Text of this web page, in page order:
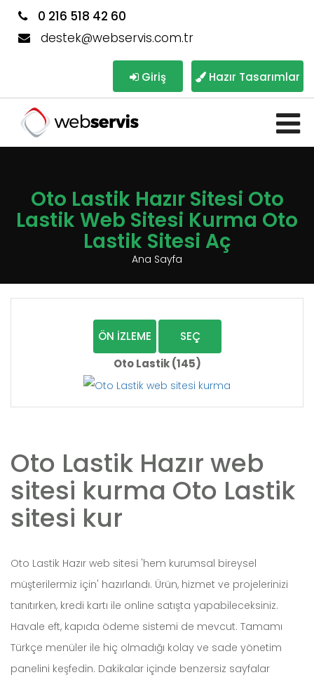
0 216 518 42 60
destek@webservis.com.tr
Hazır Tasarımlar
Giriş
Oto Lastik Hazır Sitesi Oto
Lastik Web Sitesi Kurma Oto
Lastik Sitesi Aç
Ana Sayfa
ÖN İZLEME
SEÇ
Oto Lastik (145)
Oto Lastik Hazır web
sitesi kurma Oto Lastik
sitesi kur
Oto Lastik Hazır web sitesi 'hem kurumsal bireysel
müşterilermiz için' hazırlandı. Ürün, hizmet ve projelerinizi
tanıtırken, kredi kartı ile online satışta yapabileceksiniz.
Havale eft, kapıda ödeme sistemi de mevcut. Tamamı
Türkçe menüler ile hiç olmadığı kolay ve sade yönetim
panelini keşfedin. Dakikalar içinde benzersiz sayfalar